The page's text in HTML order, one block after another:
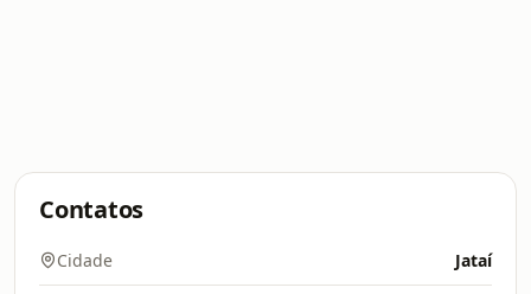
Contatos
Cidade Jataí